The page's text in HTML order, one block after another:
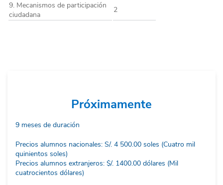
9. Mecanismos de participación
ciudadana
2
Próximamente
9 meses de duración
Precios alumnos nacionales: S/. 4 500.00 soles (Cuatro mil
quinientos soles)
Precios alumnos extranjeros: $/. 1400.00 dólares (Mil
cuatrocientos dólares)